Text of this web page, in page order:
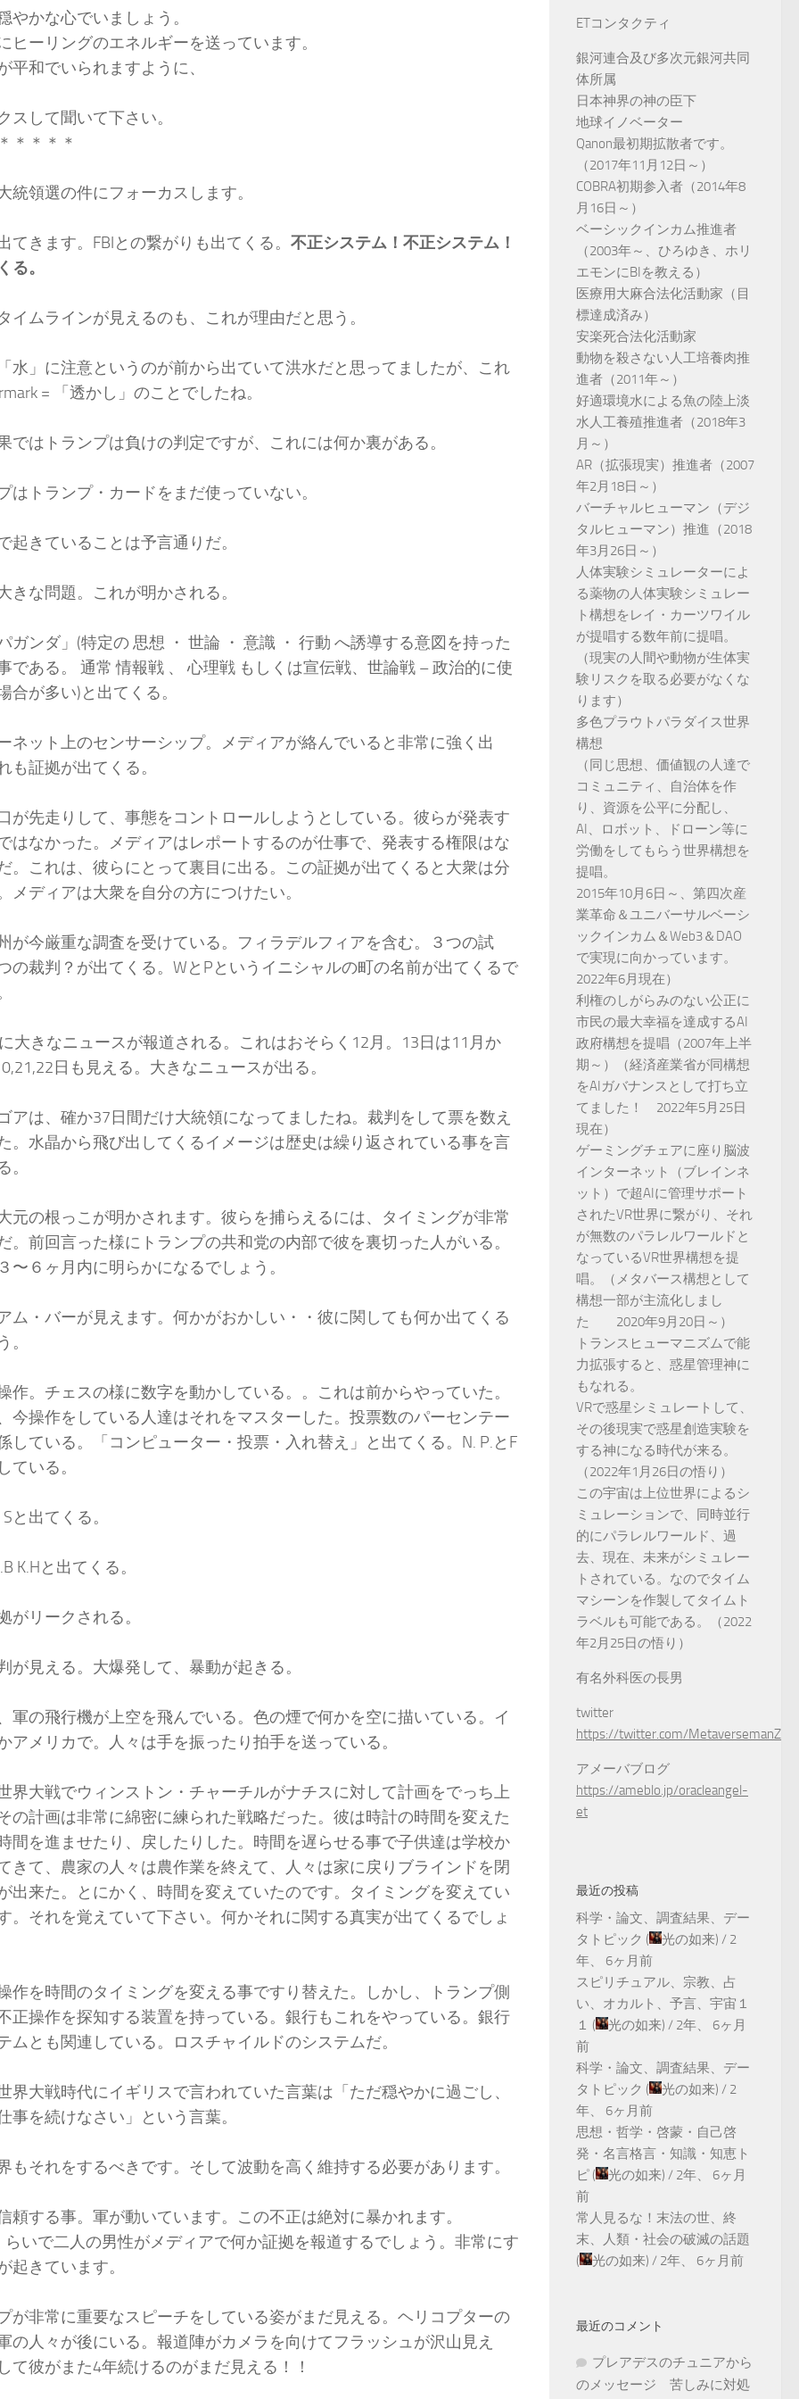
やかな心でいましょう。
ヒーリングのエネルギーを送っています。
平和でいられますように、
スして聞いて下さい。
＊＊＊＊
統領選の件にフォーカスします。
てきます。FBIとの繋がりも出てくる。 不正システム！不正システム！
る。
イムラインが見えるのも、これが理由だと思う。
水」に注意というのが前から出ていて洪水だと思ってましたが、これ
= 「透かし」のことでしたね。
ではトランプは負けの判定ですが、これには何か裏がある。
はトランプ・カードをまだ使っていない。
起きていることは予言通りだ。
きな問題。これが明かされる。
ガンダ」(特定の 思想 ・ 世論 ・ 意識 ・ 行動 へ誘導する意図を持った
である。 通常 情報戦 、 心理戦 もしくは宣伝戦、世論戦 – 政治的に使
合が多い)と出てくる。
ネット上のセンサーシップ。メディアが絡んでいると非常に強く出
も証拠が出てくる。
が先走りして、事態をコントロールしようとしている。彼らが発表す
はなかった。メディアはレポートするのが仕事で、発表する権限はな
。これは、彼らにとって裏目に出る。この証拠が出てくると大衆は分
メディアは大衆を自分の方につけたい。
が今厳重な調査を受けている。フィラデルフィアを含む。３つの試
の裁判？が出てくる。WとPというイニシャルの町の名前が出てくるで
大きなニュースが報道される。これはおそらく12月。13日は11月か
日も見える。大きなニュースが出る。
アは、確か37日間だけ大統領になってましたね。裁判をして票を数え
。水晶から飛び出してくるイメージは歴史は繰り返されている事を言
。
元の根っこが明かされます。彼らを捕らえるには、タイミングが非常
。前回言った様にトランプの共和党の内部で彼を裏切った人がいる。
〜６ヶ月内に明らかになるでしょう。
ム・バーが見えます。何かがおかしい・・彼に関しても何か出てくる
。
作。チェスの様に数字を動かしている。。これは前からやっていた。
今操作をしている人達はそれをマスターした。投票数のパーセンテー
している。「コンピューター・投票・入れ替え」と出てくる。N. P.とF
ている。
Sと出てくる。
K.Hと出てくる。
がリークされる。
が見える。大爆発して、暴動が起きる。
軍の飛行機が上空を飛んでいる。色の煙で何かを空に描いている。イ
アメリカで。人々は手を振ったり拍手を送っている。
界大戦でウィンストン・チャーチルがナチスに対して計画をでっち上
の計画は非常に綿密に練られた戦略だった。彼は時計の時間を変えた
間を進ませたり、戻したりした。時間を遅らせる事で子供達は学校か
きて、農家の人々は農作業を終えて、人々は家に戻りブラインドを閉
出来た。とにかく、時間を変えていたのです。タイミングを変えてい
。それを覚えていて下さい。何かそれに関する真実が出てくるでしょ
作を時間のタイミングを変える事ですり替えた。しかし、トランプ側
正操作を探知する装置を持っている。銀行もこれをやっている。銀行
ムとも関連している。ロスチャイルドのシステムだ。
界大戦時代にイギリスで言われていた言葉は「ただ穏やかに過ごし、
事を続けなさい」という言葉。
もそれをするべきです。そして波動を高く維持する必要があります。
頼する事。軍が動いています。この不正は絶対に暴かれます。
らいで二人の男性がメディアで何か証拠を報道するでしょう。非常にす
起きています。
が非常に重要なスピーチをしている姿がまだ見える。ヘリコプターの
の人々が後にいる。報道陣がカメラを向けてフラッシュが沢山見え
て彼がまた4年続けるのがまだ見える！！
ETコンタクティ
銀河連合及び多次元銀河共同
体所属
日本神界の神の臣下
地球イノベーター
Qanon最初期拡散者です。
（2017年11月12日～）
COBRA初期参入者（2014年8
月16日～）
ベーシックインカム推進者
（2003年～、ひろゆき、ホリ
エモンにBIを教える）
医療用大麻合法化活動家（目
標達成済み）
安楽死合法化活動家
動物を殺さない人工培養肉推
進者（2011年～）
好適環境水による魚の陸上淡
水人工養殖推進者（2018年3
月～）
AR（拡張現実）推進者（2007
年2月18日～）
バーチャルヒューマン（デジ
タルヒューマン）推進（2018
年3月26日～）
人体実験シミュレーターによ
る薬物の人体実験シミュレー
ト構想をレイ・カーツワイル
が提唱する数年前に提唱。
（現実の人間や動物が生体実
験リスクを取る必要がなくな
ります）
多色プラウトパラダイス世界
構想
（同じ思想、価値観の人達で
コミュニティ、自治体を作
り、資源を公平に分配し、
AI、ロボット、ドローン等に
労働をしてもらう世界構想を
提唱。
2015年10月6日～、第四次産
業革命＆ユニバーサルベーシ
ックインカム＆Web3＆DAO
で実現に向かっています。
2022年6月現在）
利権のしがらみのない公正に
市民の最大幸福を達成するAI
政府構想を提唱（2007年上半
期～）（経済産業省が同構想
をAIガバナンスとして打ち立
てました！ 2022年5月25日
現在）
ゲーミングチェアに座り脳波
インターネット（ブレインネ
ット）で超AIに管理サポート
されたVR世界に繋がり、それ
が無数のパラレルワールドと
なっているVR世界構想を提
唱。（メタバース構想として
構想一部が主流化しまし
た 2020年9月20日～）
トランスヒューマニズムで能
力拡張すると、惑星管理神に
もなれる。
VRで惑星シミュレートして、
その後現実で惑星創造実験を
する神になる時代が来る。
（2022年1月26日の悟り）
この宇宙は上位世界によるシ
ミュレーションで、同時並行
的にパラレルワールド、過
去、現在、未来がシミュレー
トされている。なのでタイム
マシーンを作製してタイムト
ラベルも可能である。（2022
年2月25日の悟り）
有名外科医の長男
twitter
https://twitter.com/MetaversemanZ
アメーバブログ
https://ameblo.jp/oracleangel-
et
最近の投稿
科学・論文、調査結果、デー
タトピック ( 光の如来) / 2
年、 6ヶ月前
スピリチュアル、宗教、占
い、オカルト、予言、宇宙１
１ ( 光の如来) / 2年、 6ヶ月
前
科学・論文、調査結果、デー
タトピック ( 光の如来) / 2
年、 6ヶ月前
思想・哲学・啓蒙・自己啓
発・名言格言・知識・知恵ト
ピ ( 光の如来) / 2年、 6ヶ月
前
常人見るな！末法の世、終
末、人類・社会の破滅の話題
(
光の如来) / 2年、 6ヶ月前
最近のコメント
プレアデスのチュニアから
のメッセージ 苦しみに対処